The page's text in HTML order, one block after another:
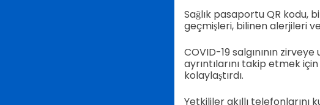
Sağlık pasaportu QR kodu,
geçmişleri, bilinen alerjileri
COVID-19 salgınının
ayrıntılarını takip etmek
kolaylaştırdı.
Yetkililer akıllı